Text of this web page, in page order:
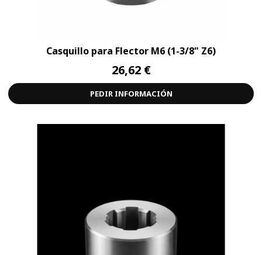
Casquillo para Flector M6 (1-3/8" Z6)
26,62 €
PEDIR INFORMACIÓN